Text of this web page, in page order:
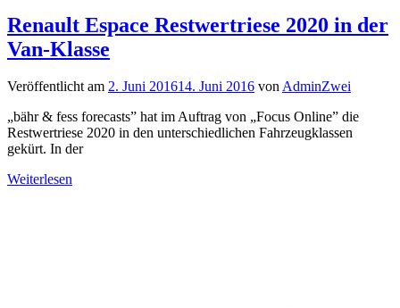
Renault Espace Restwertriese 2020 in der
Van-Klasse
Veröffentlicht am 2. Juni 201614. Juni 2016 vonAdminZwei
„bähr & fess forecasts” hat im Auftrag von „Focus Online” die
Restwertriese 2020 in den unterschiedlichen Fahrzeugklassen
gekürt. In der
Weiterlesen